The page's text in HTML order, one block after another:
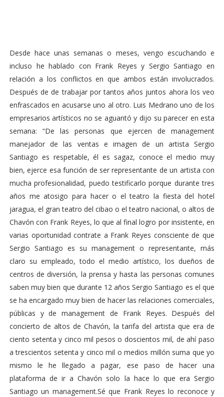
Desde hace unas semanas o meses, vengo escuchando e
incluso he hablado con Frank Reyes y Sergio Santiago en
relación a los conflictos en que ambos están involucrados.
Después de de trabajar por tantos años juntos ahora los veo
enfrascados en acusarse uno al otro. Luis Medrano uno de los
empresarios artísticos no se aguantó y dijo su parecer en esta
semana: “De las personas que ejercen de management
manejador de las ventas e imagen de un artista Sergio
Santiago es respetable, él es sagaz, conoce el medio muy
bien, ejerce esa función de ser representante de un artista con
mucha profesionalidad, puedo testificarlo porque durante tres
años me atosigo para hacer o el teatro la fiesta del hotel
jaragua, el gran teatro del cibao o el teatro nacional, o altos de
Chavón con Frank Reyes, lo que al final logro por insistente, en
varias oportunidad contrate a Frank Reyes consciente de que
Sergio Santiago es su management o representante, más
claro su empleado, todo el medio artístico, los dueños de
centros de diversión, la prensa y hasta las personas comunes
saben muy bien que durante 12 años Sergio Santiago es el que
se ha encargado muy bien de hacer las relaciones comerciales,
públicas y de management de Frank Reyes. Después del
concierto de altos de Chavón, la tarifa del artista que era de
ciento setenta y cinco mil pesos o doscientos mil, de ahí paso
a trescientos setenta y cinco mil o medios millón suma que yo
mismo le he llegado a pagar, ese paso de hacer una
plataforma de ir a Chavón solo la hace lo que era Sergio
Santiago un management.Sé que Frank Reyes lo reconoce y